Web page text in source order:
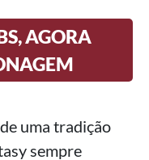
AGORA
uma tradição
sempre